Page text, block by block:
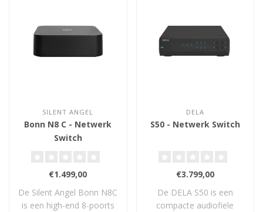
SILENT ANGEL
Bonn N8 C - Netwerk
Switch
€1.499,00
De Silent Angel Bonn N8C
is een high-end 8-poorts
DELA
S50 - Netwerk Switch
€3.799,00
De DELA S50 is een
compacte audiofiele